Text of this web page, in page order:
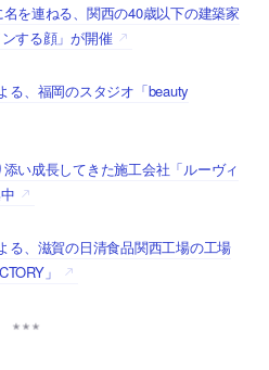
を連ねる、関西の40歳以下の建築家
する顔」が開催
る、福岡のスタジオ「beauty
い成長してきた施工会社「ルーヴィ
る、滋賀の日清食品関西工場の工場
」